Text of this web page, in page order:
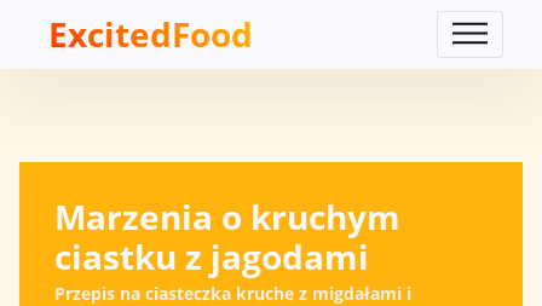
ExcitedFood
Marzenia o kruchym
ciastku z jagodami
Przepis na ciasteczka kruche z migdałami i